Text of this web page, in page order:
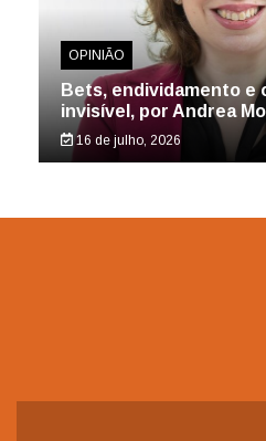
OPINIÃO
Bets, endividamento e
invisível, por Andrea
16 de julho, 2026